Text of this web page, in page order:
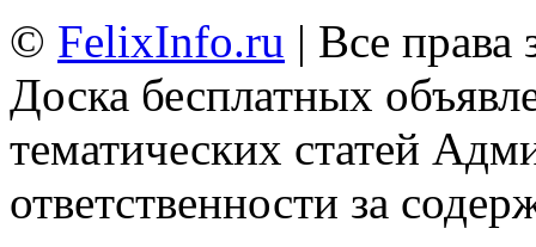
© FelixInfo.ru | Все
Доска бесплатных
тематических статей
ответственности за